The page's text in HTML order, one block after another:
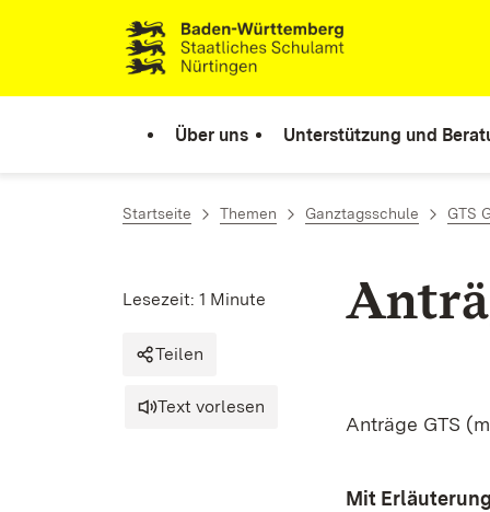
Zum Inhalt springen
Link zur Startseite
Über uns Unterstützung und
Startseite Themen Ganztagsschule GTS
Lesezeit: 1 Minute
Teilen
Text vorlesen
Anträge GTS
Mit